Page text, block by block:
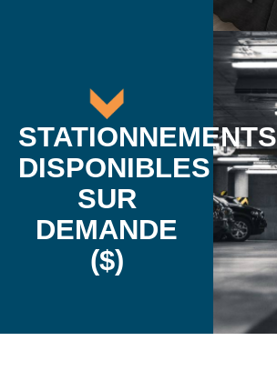
STATIONNEMENTS
DISPONIBLES
SUR
DEMANDE
($)